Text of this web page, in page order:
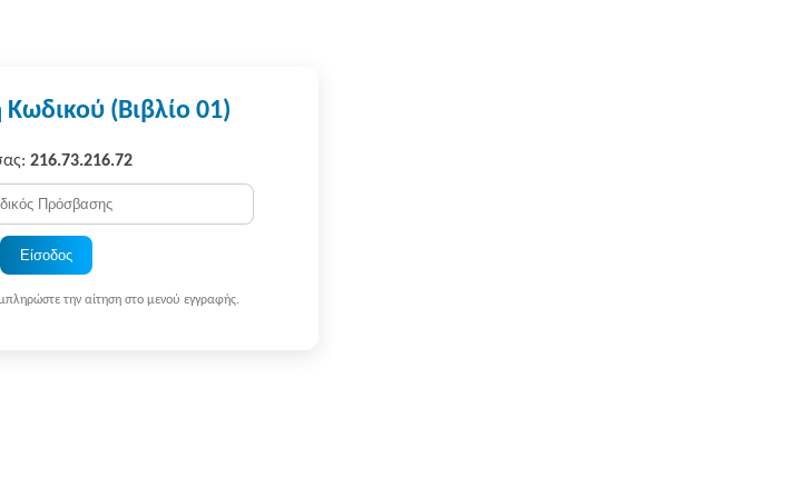
(Βιβλίο 01)
216.73.216.72
Είσοδος
την αίτηση στο μενού εγγραφής.